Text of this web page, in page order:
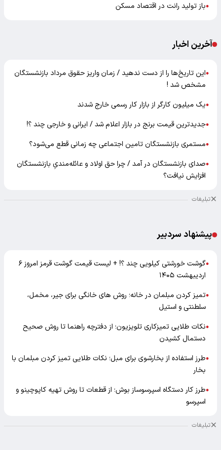
●باز تولید رانت در اقتصاد مسکن
آخرین اخبار
●این تاریخ‌ها را از دست ندهید / زمان واریز حقوق مرداد بازنشستگان
مشخص شد !
●یک میلیون کارگر از بازار کار رسمی خارج شدند
●جدیدترین قیمت برنج در بازار اعلام شد / ایرانی و خارجی چند ؟!
●مستمری بازنشستگان تامین اجتماعی چه زمانی قطع می‌شود؟
●صدای بازنشستگان در آمد / چرا حق اولاد و عائله‌مندیِ بازنشستگان
افزایش نیافت؟
تبلیغات
پیشنهاد سردبیر
●
گوشت خورشتی کیلویی چند ؟! + لیست قیمت گوشت قرمز امروز ۶
اردیبهشت ۱۴۰۵
●تمیز کردن مبلمان در خانه؛ روش های خانگی برای جیر، مخمل،
سلطنتی و استیل
●نکات طلایی تمیزکاری تلویزیون؛ از دفترچه راهنما تا روش صحیح
دستمال کشیدن
●طرز استفاده از بخارشوی برای مبل؛ نکات طلایی تمیز کردن مبلمان با
بخار
●طرز کار دستگاه اسپرسوساز بوش؛ از قطعات تا روش تهیه کاپوچینو و
اسپرسو
تبلیغات